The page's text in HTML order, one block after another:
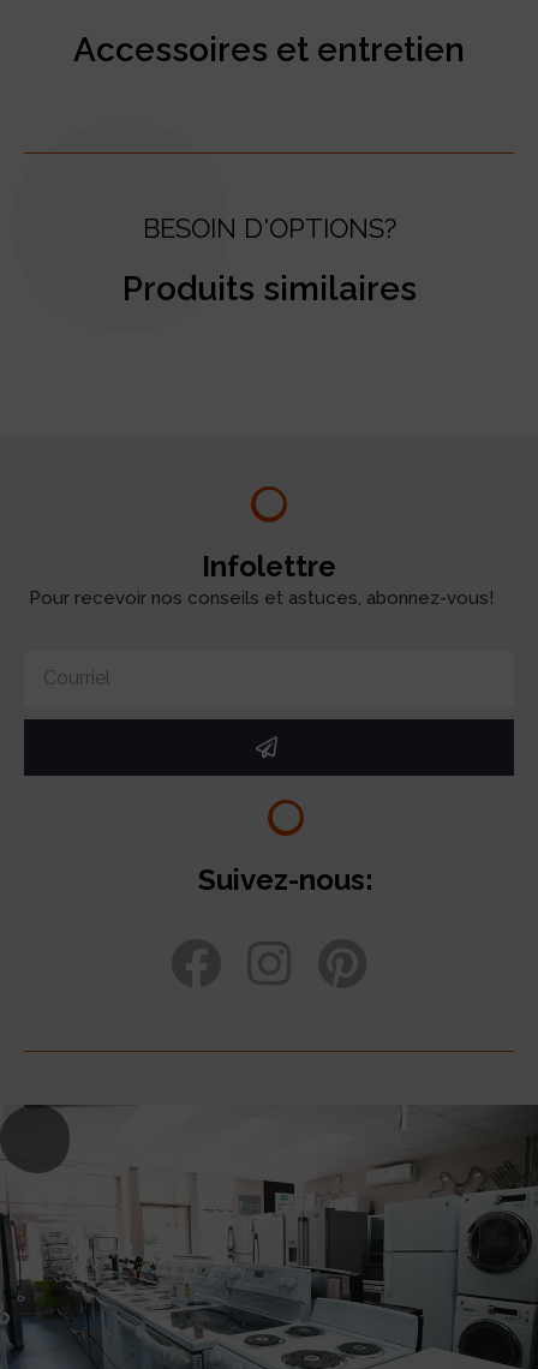
Accessoires et entretien
BESOIN D'OPTIONS?
Produits similaires
Infolettre
Pour recevoir nos conseils et astuces, abonnez-vous!
Suivez-nous: